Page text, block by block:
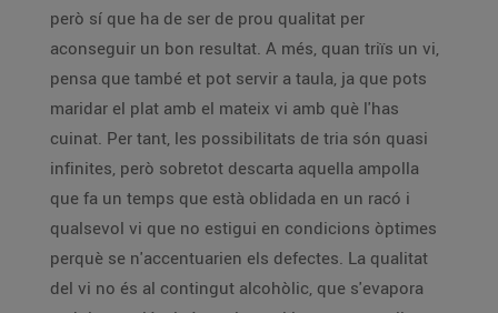
però sí que ha de ser de prou qualitat per
aconseguir un bon resultat. A més, quan triïs un vi,
pensa que també et pot servir a taula, ja que pots
maridar el plat amb el mateix vi amb què l'has
cuinat. Per tant, les possibilitats de tria són quasi
infinites, però sobretot descarta aquella ampolla
que fa un temps que està oblidada en un racó i
qualsevol vi que no estigui en condicions òptimes
perquè se n'accentuarien els defectes. La qualitat
del vi no és al contingut alcohòlic, que s'evapora